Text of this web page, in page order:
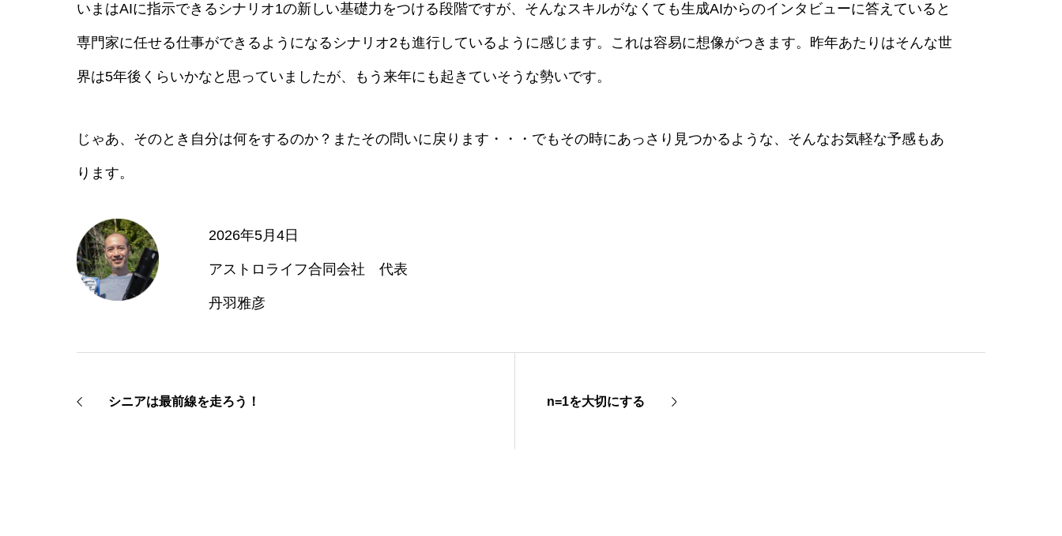
いまはAIに指示できるシナリオ1の新しい基礎力をつける段階ですが、そんなスキルがなくても生成AIからのインタビューに答えていると
専門家に任せる仕事ができるようになるシナリオ2も進行しているように感じます。これは容易に想像がつきます。昨年あたりはそんな世
界は5年後くらいかなと思っていましたが、もう来年にも起きていそうな勢いです。
じゃあ、そのとき自分は何をするのか？またその問いに戻ります・・・でもその時にあっさり見つかるような、そんなお気軽な予感もあ
ります。
2026年5月4日
アストロライフ合同会社 代表
丹羽雅彦
シニアは最前線を走ろう！ n=1を大切にする